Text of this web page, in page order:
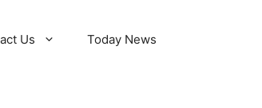
Us Today News